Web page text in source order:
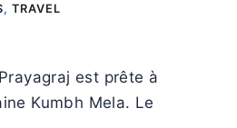
,TRAVEL
est prête à
Kumbh Mela. Le